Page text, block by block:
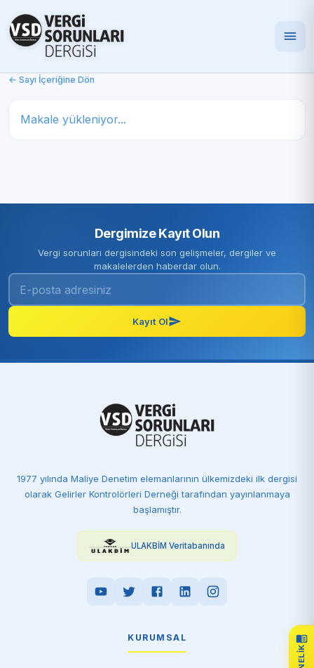
← Sayı İçeriğine Dön
Makale yükleniyor...
Dergimize Kayıt Olun
Vergi sorunları dergisindeki son gelişmeler, dergiler ve
makalelerden haberdar olun.
Kayıt Ol
1977 yılında Maliye Denetim elemanlarının ülkemizdeki ilk dergisi
olarak Gelirler Kontrolörleri Derneği tarafından yayınlanmaya
başlamıştır.
ULAKBİM Veritabanında
KURUMSAL